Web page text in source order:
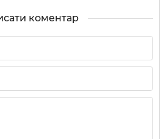
коментар